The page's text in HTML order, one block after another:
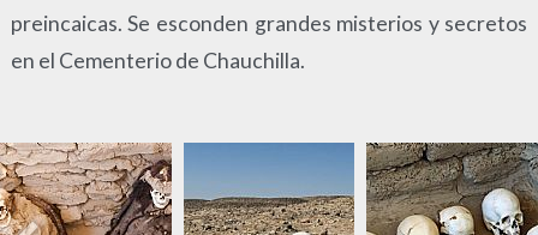
preincaicas. Se esconden grandes misterios y secretos
en el Cementerio de Chauchilla.